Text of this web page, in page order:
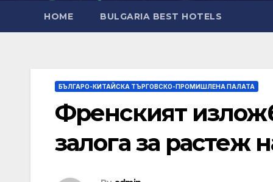
HOME BULGARIA BEST HOTELS
БЪЛГАРО-КИТАЙСКА ТЪРГОВСКО-ПРОМИШЛЕНА ПАЛАТА
Френският
залога за растеж